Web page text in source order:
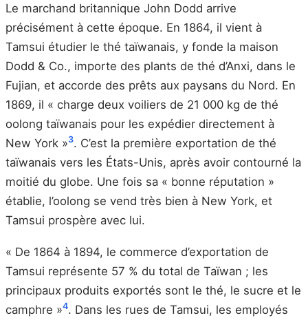
Le marchand britannique John Dodd arrive
précisément à cette époque. En 1864, il vient à
Tamsui étudier le thé taïwanais, y fonde la maison
Dodd & Co., importe des plants de thé d’Anxi, dans le
Fujian, et accorde des prêts aux paysans du Nord. En
1869, il « charge deux voiliers de 21 000 kg de thé
oolong taïwanais pour les expédier directement à
New York »3. C’est la première exportation de thé
taïwanais vers les États-Unis, après avoir contourné la
moitié du globe. Une fois sa « bonne réputation »
établie, l’oolong se vend très bien à New York, et
Tamsui prospère avec lui.
« De 1864 à 1894, le commerce d’exportation de
Tamsui représente 57 % du total de Taïwan ; les
principaux produits exportés sont le thé, le sucre et le
camphre »4. Dans les rues de Tamsui, les employés